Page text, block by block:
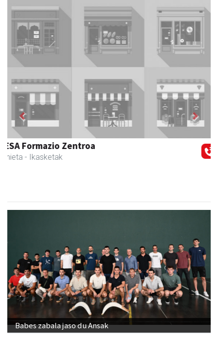
Muazpi harategia
Urnieta - Harategiak
Previous Next
Babes zabala jaso du Ansak